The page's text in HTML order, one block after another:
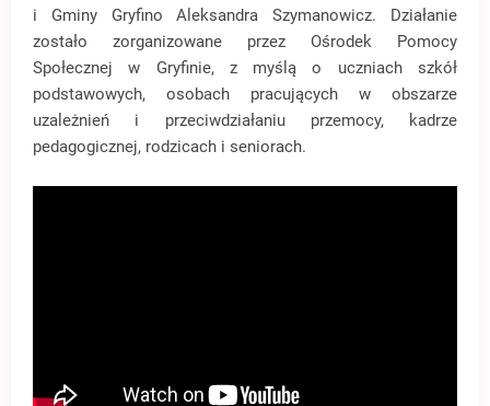
i Gminy Gryfino Aleksandra Szymanowicz. Działanie
zostało zorganizowane przez Ośrodek Pomocy
Społecznej w Gryfinie, z myślą o uczniach szkół
podstawowych, osobach pracujących w obszarze
uzależnień i przeciwdziałaniu przemocy, kadrze
pedagogicznej, rodzicach i seniorach.